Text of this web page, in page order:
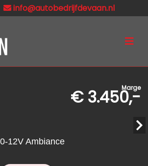
info@autobedrijfdevaan.nl
Marge
€ 3.450,-
12V Ambiance